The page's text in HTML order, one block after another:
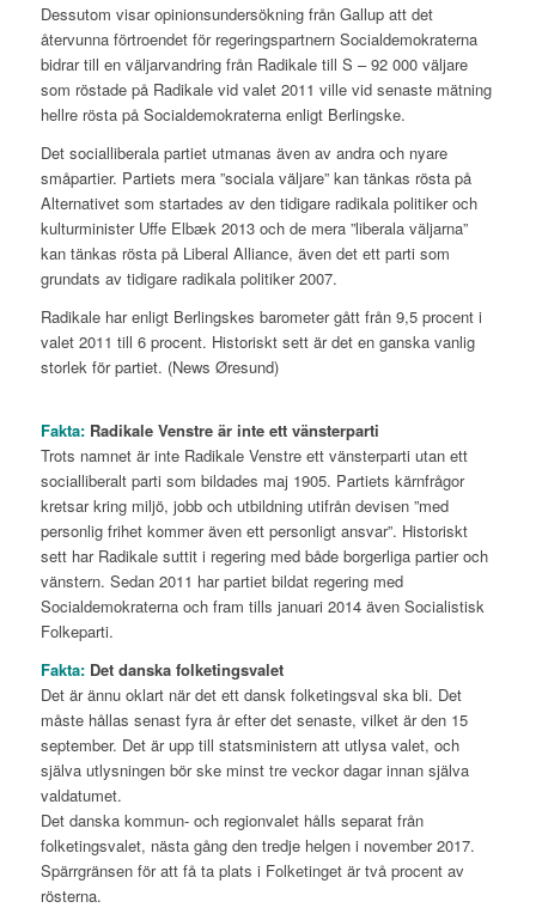
Dessutom visar opinionsundersökning från Gallup att det
återvunna förtroendet för regeringspartnern Socialdemokraterna
bidrar till en väljarvandring från Radikale till S – 92 000 väljare
som röstade på Radikale vid valet 2011 ville vid senaste mätning
hellre rösta på Socialdemokraterna enligt Berlingske.
Det socialliberala partiet utmanas även av andra och nyare
småpartier. Partiets mera ”sociala väljare” kan tänkas rösta på
Alternativet som startades av den tidigare radikala politiker och
kulturminister Uffe Elbæk 2013 och de mera ”liberala väljarna”
kan tänkas rösta på Liberal Alliance, även det ett parti som
grundats av tidigare radikala politiker 2007.
Radikale har enligt Berlingskes barometer gått från 9,5 procent i
valet 2011 till 6 procent. Historiskt sett är det en ganska vanlig
storlek för partiet. (News Øresund)
Fakta:Radikale Venstre är inte ett vänsterparti
Trots namnet är inte Radikale Venstre ett vänsterparti utan ett
socialliberalt parti som bildades maj 1905. Partiets kärnfrågor
kretsar kring miljö, jobb och utbildning utifrån devisen ”med
personlig frihet kommer även ett personligt ansvar”. Historiskt
sett har Radikale suttit i regering med både borgerliga partier och
vänstern. Sedan 2011 har partiet bildat regering med
Socialdemokraterna och fram tills januari 2014 även Socialistisk
Folkeparti.
Fakta:Det danska folketingsvalet
Det är ännu oklart när det ett dansk folketingsval ska bli. Det
måste hållas senast fyra år efter det senaste, vilket är den 15
september. Det är upp till statsministern att utlysa valet, och
själva utlysningen bör ske minst tre veckor dagar innan själva
valdatumet.
Det danska kommun- och regionvalet hålls separat från
folketingsvalet, nästa gång den tredje helgen i november 2017.
Spärrgränsen för att få ta plats i Folketinget är två procent av
rösterna.